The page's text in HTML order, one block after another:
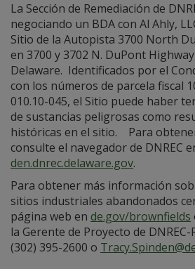
La Sección de Remediación de
negociando un BDA con Al Ahly,
Sitio de la Autopista 3700 North
en 3700 y 3702 N. DuPont
Delaware. Identificados por el
con los números de parcela fiscal
010.10-045, el Sitio puede haber
de sustancias peligrosas como
históricas en el sitio. Para
consulte el navegador de DNREC
den.dnrec.delaware.gov.
Para obtener más información
sitios industriales abandonados
página web en de.gov/brownfields
la Gerente de Proyecto de DNREC-
(302) 395-2600 o